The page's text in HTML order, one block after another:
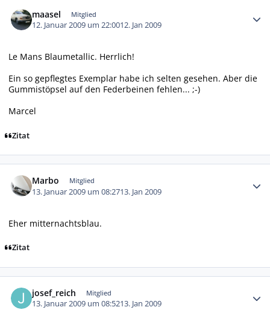
maasel Mitglied
12. Januar 2009 um 22:0012. Jan 2009
Le Mans Blaumetallic. Herrlich!
Ein so gepflegtes Exemplar habe ich selten gesehen. Aber die
Gummistöpsel auf den Federbeinen fehlen... ;-)
Marcel
Zitat
Marbo Mitglied
13. Januar 2009 um 08:2713. Jan 2009
Eher mitternachtsblau.
Zitat
josef_reich Mitglied
13. Januar 2009 um 08:5213. Jan 2009